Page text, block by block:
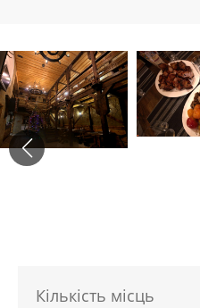
Кількість місць